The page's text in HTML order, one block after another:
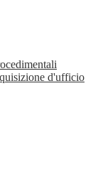
d'ufficio